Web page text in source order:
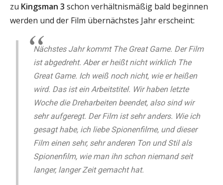
zu Kingsman 3 schon verhältnismäßig bald beginnen
werden und der Film übernächstes Jahr erscheint:
Nächstes Jahr kommt The Great Game. Der Film
ist abgedreht. Aber er heißt nicht wirklich The
Great Game. Ich weiß noch nicht, wie er heißen
wird. Das ist ein Arbeitstitel. Wir haben letzte
Woche die Dreharbeiten beendet, also sind wir
sehr aufgeregt. Der Film ist sehr anders. Wie ich
gesagt habe, ich liebe Spionenfilme, und dieser
Film einen sehr, sehr anderen Ton und Stil als
Spionenfilm, wie man ihn schon niemand seit
langer, langer Zeit gemacht hat.